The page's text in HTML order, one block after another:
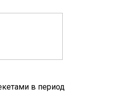
в период